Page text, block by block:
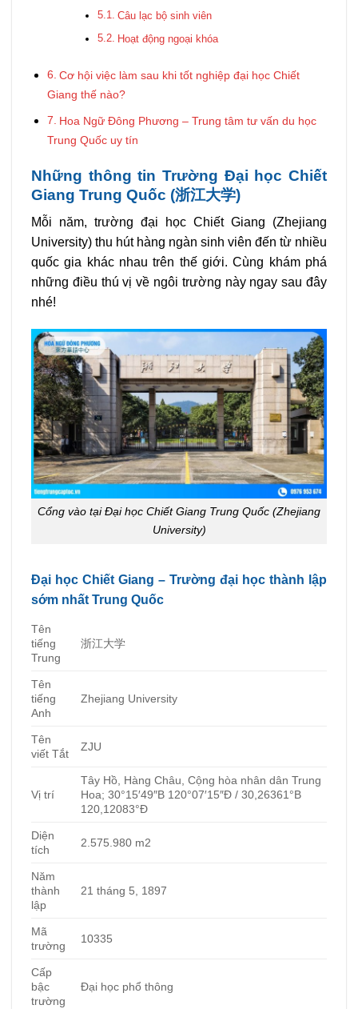
Câu lạc bộ sinh viên
Hoạt động ngoại khóa
Cơ hội việc làm sau khi tốt nghiệp đại học Chiết
Giang thế nào?
Hoa Ngữ Đông Phương – Trung tâm tư vấn du học
Trung Quốc uy tín
Những thông tin Trường Đại học Chiết
Giang Trung Quốc (浙江大学)
Mỗi năm, trường đại học Chiết Giang (Zhejiang
University) thu hút hàng ngàn sinh viên đến từ nhiều
quốc gia khác nhau trên thế giới. Cùng khám phá
những điều thú vị về ngôi trường này ngay sau đây
nhé!
Cổng vào tại Đại học Chiết Giang Trung Quốc (Zhejiang
University)
Đại học Chiết Giang – Trường đại học thành lập
sớm nhất Trung Quốc
Tên
tiếng
Trung
浙江大学
Tên
tiếng
Anh
Zhejiang University
Tên
viết Tắt
ZJU
Vị trí
Tây Hồ, Hàng Châu, Cộng hòa nhân dân Trung
Hoa; 30°15′49″B 120°07′15″Đ / 30,26361°B
120,12083°Đ
Diện
tích
2.575.980 m2
Năm
thành
lập
21 tháng 5, 1897
Mã
trường
10335
Cấp
bậc
trường
Đại học phổ thông